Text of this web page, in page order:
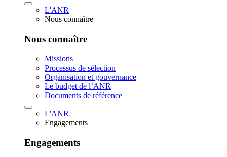
L'ANR
Nous connaître
Nous connaître
Missions
Processus de sélection
Organisation et gouvernance
Le budget de l’ANR
Documents de référence
L'ANR
Engagements
Engagements